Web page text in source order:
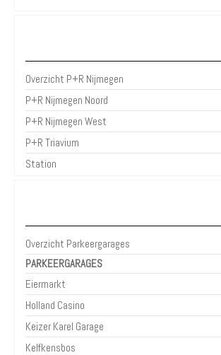
Overzicht P+R Nijmegen
P+R Nijmegen Noord
P+R Nijmegen West
P+R Triavium
Station
Overzicht Parkeergarages
PARKEERGARAGES
Eiermarkt
Holland Casino
Keizer Karel Garage
Kelfkensbos